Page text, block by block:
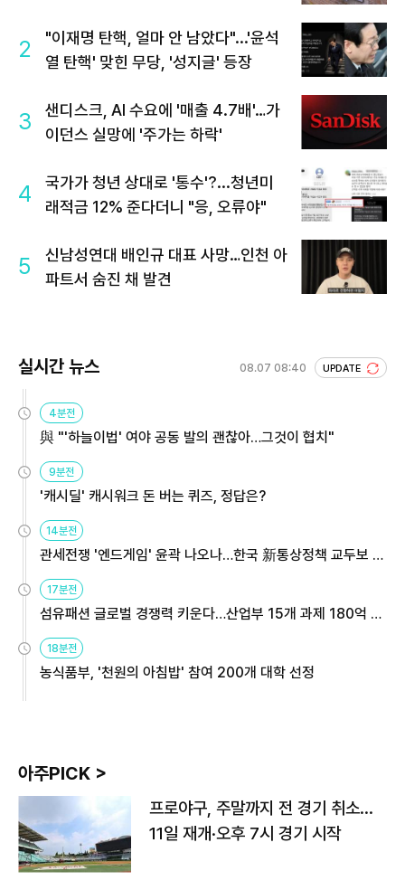
2
"이재명 탄핵, 얼마 안 남았다"...'윤석
열 탄핵' 맞힌 무당, '성지글' 등장
3
샌디스크, AI 수요에 '매출 4.7배'…가
이던스 실망에 '주가는 하락'
4
국가가 청년 상대로 '통수'?...청년미
래적금 12% 준다더니 "응, 오류야"
5
신남성연대 배인규 대표 사망…인천 아
파트서 숨진 채 발견
실시간 뉴스 08.07 08:40 UPDATE
4분전
與 "'하늘이법' 여야 공동 발의 괜찮아…그것이 협치"
9분전
'캐시딜' 캐시워크 돈 버는 퀴즈, 정답은?
14분전
관세전쟁 '엔드게임' 윤곽 나오나…한국 新통상정책 교두보 활
17분전
섬유패션 글로벌 경쟁력 키운다…산업부 15개 과제 180억 지
18분전
농식품부, '천원의 아침밥' 참여 200개 대학 선정
아주PICK >
프로야구, 주말까지 전 경기 취소…
11일 재개·오후 7시 경기 시작